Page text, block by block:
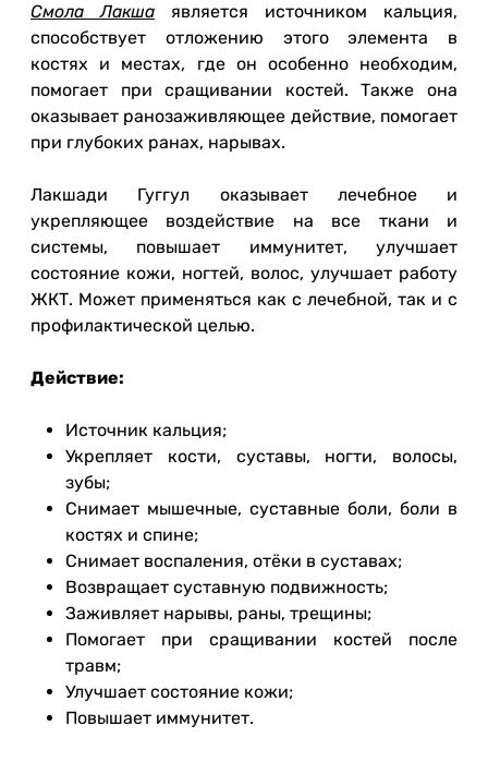
Смола Лакша является источником кальция,
способствует отложению этого элемента в
костях и местах, где он особенно необходим,
помогает при сращивании костей. Также она
оказывает ранозаживляющее действие, помогает
при глубоких ранах, нарывах.
Лакшади Гуггул оказывает лечебное и
укрепляющее воздействие на все ткани и
системы, повышает иммунитет, улучшает
состояние кожи, ногтей, волос, улучшает работу
ЖКТ. Может применяться как с лечебной, так и с
профилактической целью.
Действие:
Источник кальция;
Укрепляет кости, суставы, ногти, волосы,
зубы;
Снимает мышечные, суставные боли, боли в
костях и спине;
Снимает воспаления, отёки в суставах;
Возвращает суставную подвижность;
Заживляет нарывы, раны, трещины;
Помогает при сращивании костей после
травм;
Улучшает состояние кожи;
Повышает иммунитет.